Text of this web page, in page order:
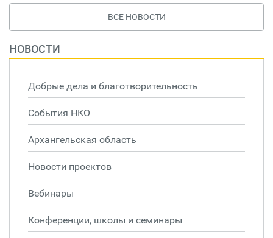
ВСЕ НОВОСТИ
НОВОСТИ
Добрые дела и благотворительность
События НКО
Архангельская область
Новости проектов
Вебинары
Конференции, школы и семинары